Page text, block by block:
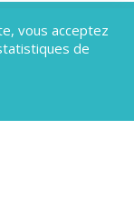
à votre
vous acceptez
de